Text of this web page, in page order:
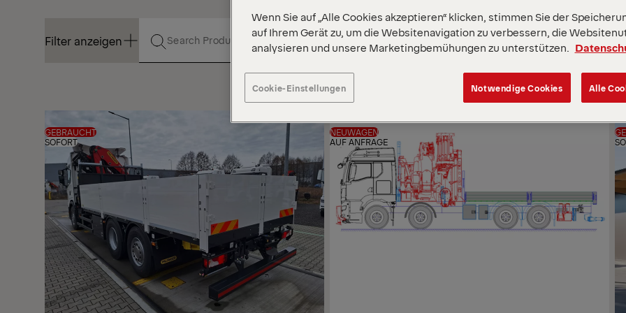
Filter anzeigen
GEBRAUCHT
SOFORT
NEUWAGEN
AUF ANFRAGE
Wenn Sie auf „Alle Cookies akzeptieren“ klicken, stimmen Sie der
auf Ihrem Gerät zu, um die Websitenavigation zu verbessern, die
analysieren und unsere Marketingbemühungen zu unterstützen.
Cookie-Einstellungen Notwendige Cookies Alle